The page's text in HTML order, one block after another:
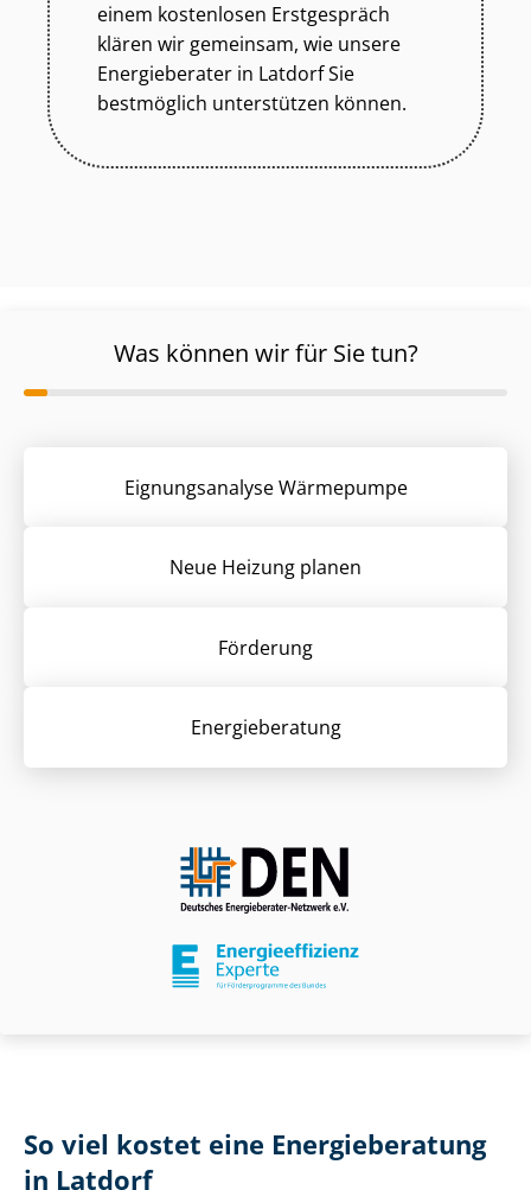
einem kostenlosen Erstgespräch
klären wir gemeinsam, wie unsere
Energieberater in Latdorf Sie
bestmöglich unterstützen können.
Was können wir für Sie tun?
Eignungsanalyse Wärmepumpe
Neue Heizung planen
Förderung
Energieberatung
So viel kostet eine Energieberatung
in Latdorf